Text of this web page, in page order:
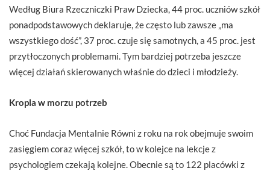
Według Biura Rzeczniczki Praw Dziecka, 44 proc. uczniów szkół
ponadpodstawowych deklaruje, że często lub zawsze „ma
wszystkiego dość”, 37 proc. czuje się samotnych, a 45 proc. jest
przytłoczonych problemami. Tym bardziej potrzeba jeszcze
więcej działań skierowanych właśnie do dzieci i młodzieży.
Kropla w morzu potrzeb
Choć Fundacja Mentalnie Równi z roku na rok obejmuje swoim
zasięgiem coraz więcej szkół, to w kolejce na lekcje z
psychologiem czekają kolejne. Obecnie są to 122 placówki z